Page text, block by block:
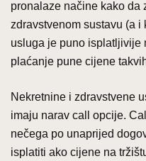
pronalaze načine kako da
zdravstvenom sustavu (a
usluga je puno isplatljivije
plaćanje pune cijene
Nekretnine i zdravstvene
imaju narav call opcije.
nečega po unaprijed
isplatiti ako cijene na